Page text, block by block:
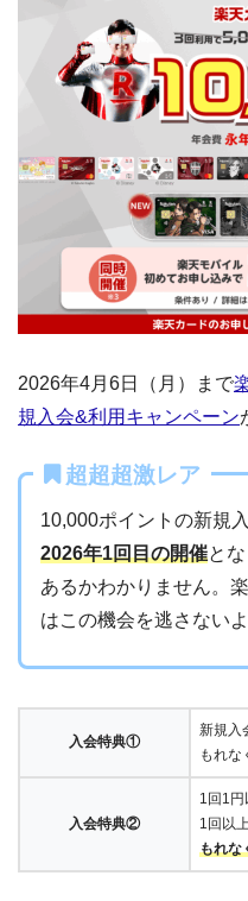
2026年4月6日（月）まで
規入会&利用キャンペーン
超超超激レア
10,000ポイントの新規
2026年1回目の開催と
あるかわかりません。
はこの機会を逃さない
入会特典①
新規入
もれな
入会特典②
1回1円
1回以
もれな